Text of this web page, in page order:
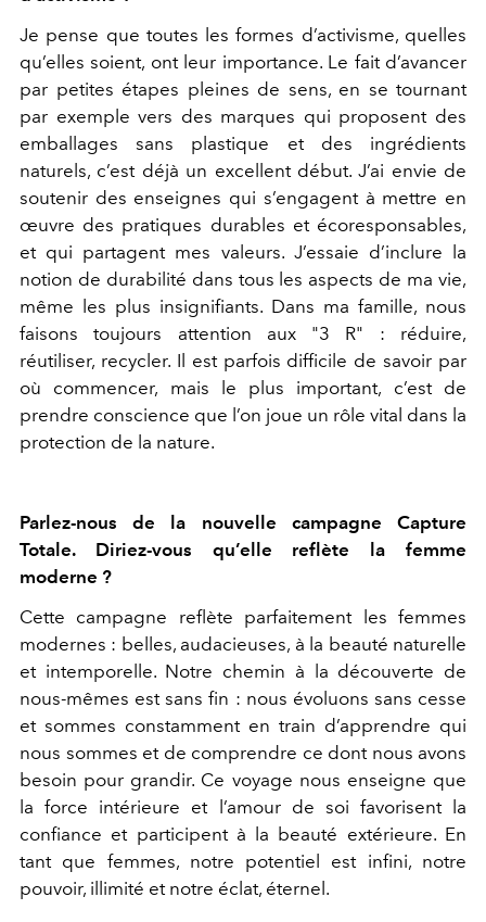
Je pense que toutes les formes d’activisme, quelles
qu’elles soient, ont leur importance. Le fait d’avancer
par petites étapes pleines de sens, en se tournant
par exemple vers des marques qui proposent des
emballages sans plastique et des ingrédients
naturels, c’est déjà un excellent début. J’ai envie de
soutenir des enseignes qui s’engagent à mettre en
œuvre des pratiques durables et écoresponsables,
et qui partagent mes valeurs. J’essaie d’inclure la
notion de durabilité dans tous les aspects de ma vie,
même les plus insignifiants. Dans ma famille, nous
faisons toujours attention aux "3 R" : réduire,
réutiliser, recycler. Il est parfois difficile de savoir par
où commencer, mais le plus important, c’est de
prendre conscience que l’on joue un rôle vital dans la
protection de la nature.
Parlez-nous de la nouvelle campagne Capture
Totale. Diriez-vous qu’elle reflète la femme
moderne ?
Cette campagne reflète parfaitement les femmes
modernes : belles, audacieuses, à la beauté naturelle
et intemporelle. Notre chemin à la découverte de
nous-mêmes est sans fin : nous évoluons sans cesse
et sommes constamment en train d’apprendre qui
nous sommes et de comprendre ce dont nous avons
besoin pour grandir. Ce voyage nous enseigne que
la force intérieure et l’amour de soi favorisent la
confiance et participent à la beauté extérieure. En
tant que femmes, notre potentiel est infini, notre
pouvoir, illimité et notre éclat, éternel.